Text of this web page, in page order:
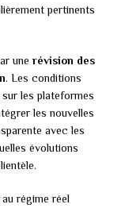
pertinents
une révision des
. Les conditions
les plateformes
les nouvelles
avec les
évolutions
régime réel